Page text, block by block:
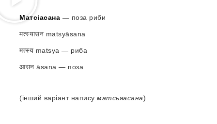
Матсіасана — поза риби
मत्स्यासन matsyāsana
मत्स्य matsya — риба
आसन āsana — поза
(інший варіант напису матсьяасана)